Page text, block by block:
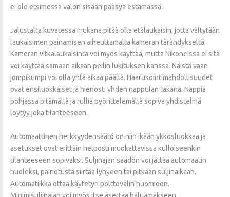
ei ole etsimessä valon sisään pääsyä estämässä.
Jalustalta kuvatessa mukana pitää olla etälaukaisin, jotta vältytään
laukaisimen painamisen aiheuttamalta kameran tärähdykseltä.
Kameran vitkalaukaisinta voi myös käyttää, mutta Nikoneissa ei sitä
voi käyttää samaan aikaan peilin lukituksen kanssa. Näistä vaan
jompikumpi voi olla yhtä aikaa päällä. Haarukointimahdollisuudet
ovat ensiluokkaiset ja hienosti yhden nappulan takana. Nappia
pohjassa pitämällä ja rullia pyörittelemällä sopiva yhdistelmä
löytyy joka tilanteeseen.
Automaattinen herkkyydensäätö on niin ikään ykkösluokkaa ja
asetukset ovat erittäin helposti muokattavissa kulloiseenkin
tilanteeseen sopivaksi. Suljinajan säädön voi jättää automaatin
huoleksi, painotusta siirtää lyhyeen tai pitkään suljinaikaan.
Automatiikka ottaa käytetyn polttovälin huomioon.